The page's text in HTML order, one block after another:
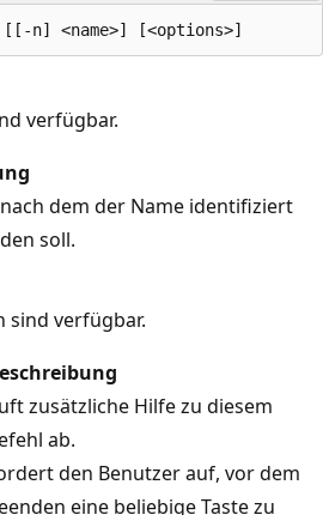
verfügbar.
dem der Name identifiziert
soll.
sind verfügbar.
zusätzliche Hilfe zu diesem
ab.
den Benutzer auf, vor dem
eine beliebige Taste zu